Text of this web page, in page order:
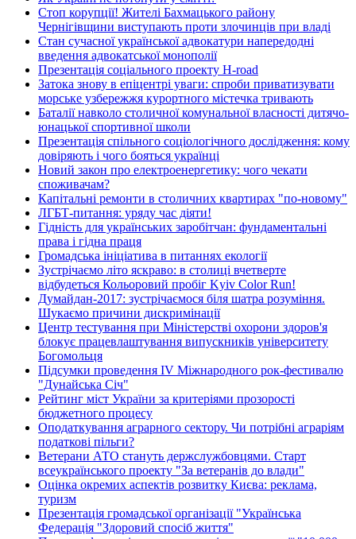
Стоп корупції! Жителі Бахмацького району
Чернігівщини виступають проти злочинців при владі
Стан сучасної української адвокатури напередодні
введення адвокатської монополії
Презентація соціального проекту H-road
Затока знову в епіцентрі уваги: спроби приватизувати
морське узбережжя курортного містечка тривають
Баталії навколо столичної комунальної власності дитячо-
юнацької спортивної школи
Презентація спільного соціологічного дослідження: кому
довіряють і чого бояться українці
Новий закон про електроенергетику: чого чекати
споживачам?
Капітальні ремонти в столичних квартирах "по-новому"
ЛГБТ-питання: уряду час діяти!
Гідність для українських заробітчан: фундаментальні
права і гідна праця
Громадська ініціатива в питаннях екології
Зустрічаємо літо яскраво: в столиці вчетверте
відбудеться Кольоровий пробіг Kyiv Color Run!
Думайдан-2017: зустрічаємося біля шатра розуміння.
Шукаємо причини дискримінації
Центр тестування при Міністерстві охорони здоров'я
блокує працевлаштування випускників університету
Богомольця
Підсумки проведення IV Міжнародного рок-фестивалю
"Дунайська Січ"
Рейтинг міст України за критеріями прозорості
бюджетного процесу
Оподаткування аграрного сектору. Чи потрібні аграріям
податкові пільги?
Ветерани АТО стануть держслужбовцями. Старт
всеукраїнського проекту "За ветеранів до влади"
Оцінка окремих аспектів розвитку Києва: реклама,
туризм
Презентація громадської організації "Українська
Федерація "Здоровий спосіб життя"